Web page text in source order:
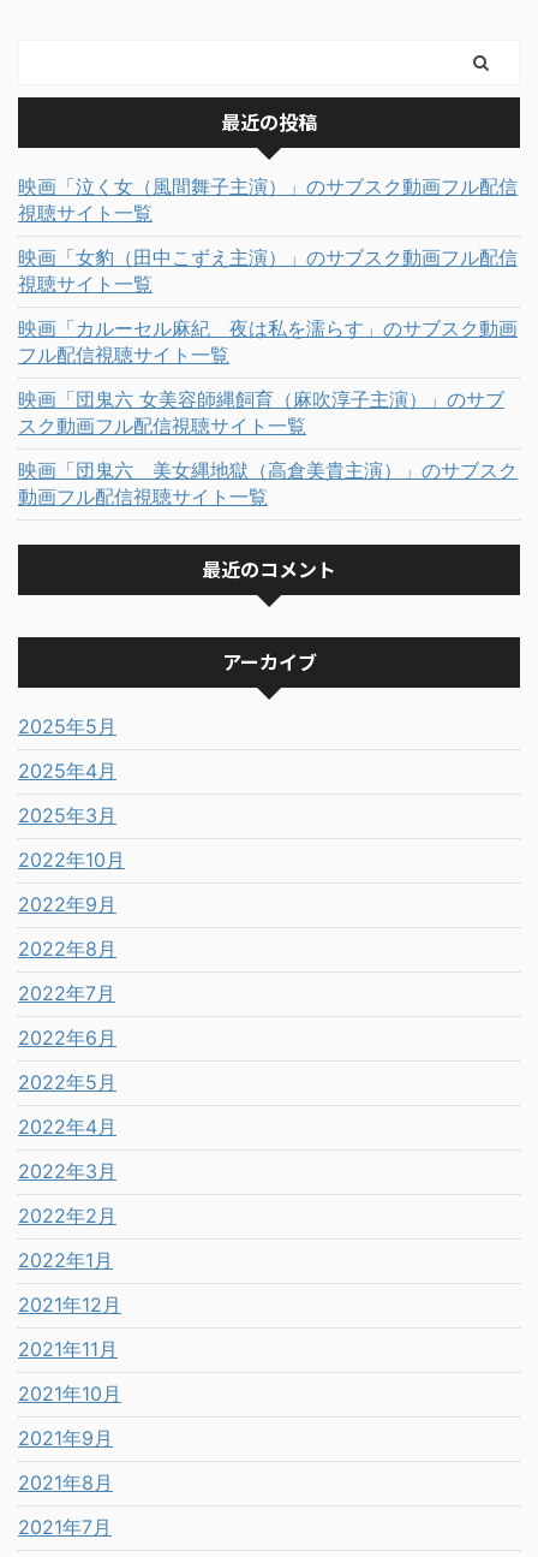
最近の投稿
映画「泣く女（風間舞子主演）」のサブスク動画フル配信
視聴サイト一覧
映画「女豹（田中こずえ主演）」のサブスク動画フル配信
視聴サイト一覧
映画「カルーセル麻紀 夜は私を濡らす」のサブスク動画
フル配信視聴サイト一覧
映画「団鬼六 女美容師縄飼育（麻吹淳子主演）」のサブ
スク動画フル配信視聴サイト一覧
映画「団鬼六 美女縄地獄（高倉美貴主演）」のサブスク
動画フル配信視聴サイト一覧
最近のコメント
アーカイブ
2025年5月
2025年4月
2025年3月
2022年10月
2022年9月
2022年8月
2022年7月
2022年6月
2022年5月
2022年4月
2022年3月
2022年2月
2022年1月
2021年12月
2021年11月
2021年10月
2021年9月
2021年8月
2021年7月